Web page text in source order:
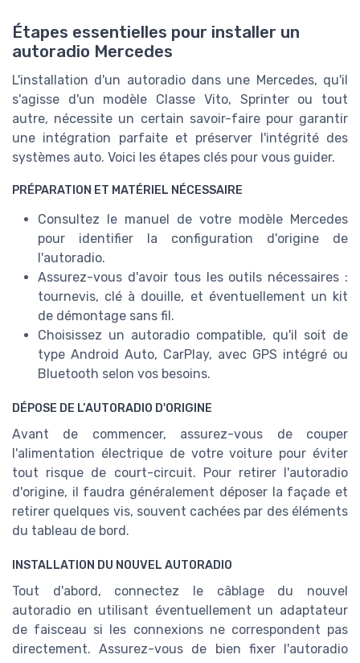
Étapes essentielles pour installer un
autoradio Mercedes
L'installation d'un autoradio dans une Mercedes, qu'il
s'agisse d'un modèle Classe Vito, Sprinter ou tout
autre, nécessite un certain savoir-faire pour garantir
une intégration parfaite et préserver l'intégrité des
systèmes auto. Voici les étapes clés pour vous guider.
PRÉPARATION ET MATÉRIEL NÉCESSAIRE
Consultez le manuel de votre modèle Mercedes
pour identifier la configuration d'origine de
l'autoradio.
Assurez-vous d'avoir tous les outils nécessaires :
tournevis, clé à douille, et éventuellement un kit
de démontage sans fil.
Choisissez un autoradio compatible, qu'il soit de
type Android Auto, CarPlay, avec GPS intégré ou
Bluetooth selon vos besoins.
DÉPOSE DE L’AUTORADIO D'ORIGINE
Avant de commencer, assurez-vous de couper
l'alimentation électrique de votre voiture pour éviter
tout risque de court-circuit. Pour retirer l'autoradio
d'origine, il faudra généralement déposer la façade et
retirer quelques vis, souvent cachées par des éléments
du tableau de bord.
INSTALLATION DU NOUVEL AUTORADIO
Tout d'abord, connectez le câblage du nouvel
autoradio en utilisant éventuellement un adaptateur
de faisceau si les connexions ne correspondent pas
directement. Assurez-vous de bien fixer l'autoradio